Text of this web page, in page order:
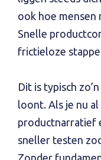
ook hoe mensen
Snelle
frictieloze
Dit is typisch
loont. Als je nu
productnarratief
sneller testen
Zonder